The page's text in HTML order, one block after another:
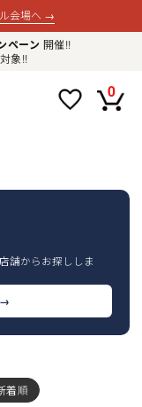
会場へ →
ペーン 開催!!
象!!
0
舗からお探ししま
→
着順